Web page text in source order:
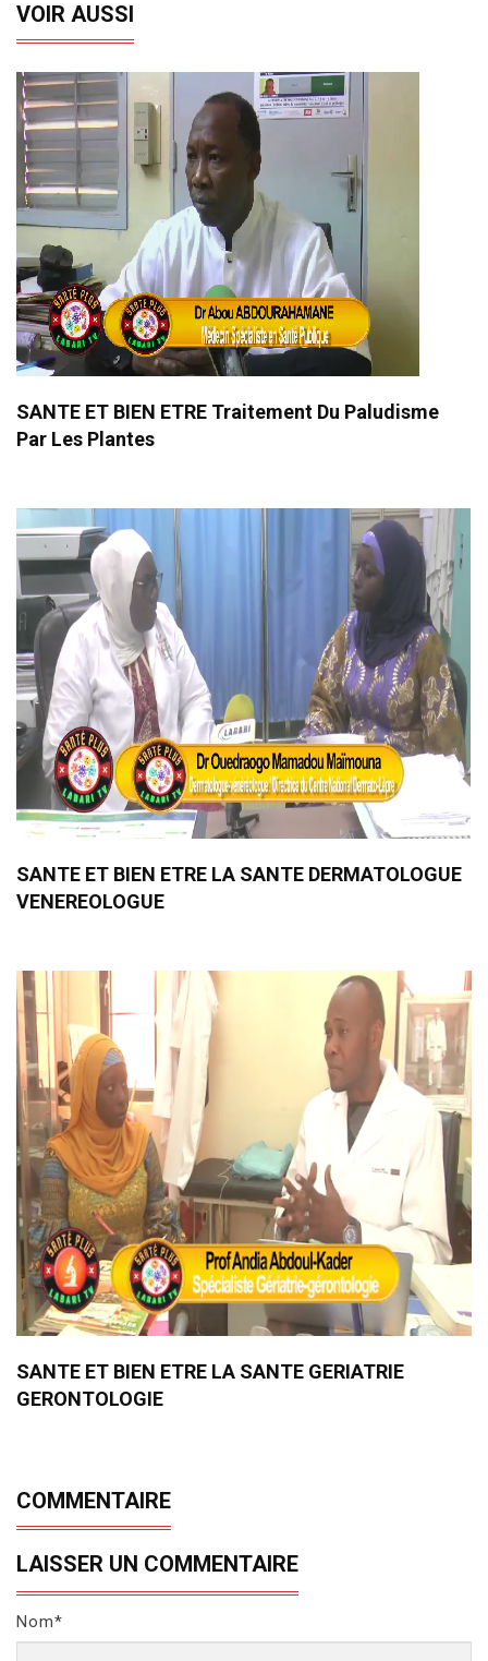
VOIR AUSSI
SANTE ET BIEN ETRE Traitement Du Paludisme
Par Les Plantes
SANTE ET BIEN ETRE LA SANTE DERMATOLOGUE
VENEREOLOGUE
SANTE ET BIEN ETRE LA SANTE GERIATRIE
GERONTOLOGIE
COMMENTAIRE
LAISSER UN COMMENTAIRE
Nom*